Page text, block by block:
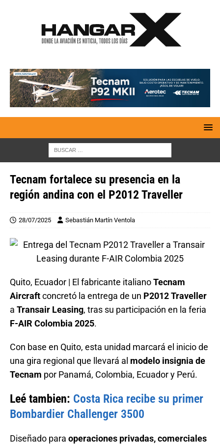
Tecnam fortalece su presencia en la
región andina con el P2012 Traveller
28/07/2025 Sebastián Martín Ventola
Quito, Ecuador | El fabricante italianoTecnam
Aircraftconcretó la entrega de un P2012 Traveller
a Transair Leasing, tras su participación en la feria
F-AIR Colombia 2025.
Con base en Quito, esta unidad marcará el inicio de
una gira regional que llevará al modelo insignia de
Tecnam por Panamá, Colombia, Ecuador y Perú.
Leé tambien: Costa Rica recibe su primer
Bombardier Challenger 3500
Diseñado para operaciones privadas, comerciales